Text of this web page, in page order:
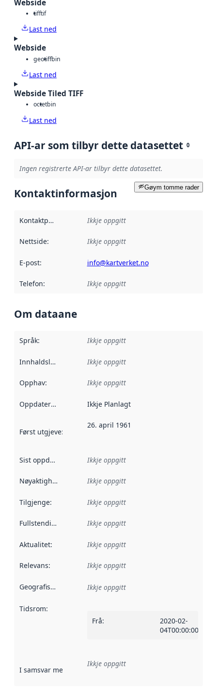
Webside
tifftif
Last ned
Webside
geotiffbin
Last ned
Webside Tiled TIFF
octetbin
Last ned
API-ar som tilbyr dette datasettet 0
Ingen registrerte API-ar tilbyr dette datasettet.
Gøym tomme rader
Kontaktinformasjon
Kontaktpunkt Ikkje oppgitt
Nettside: Ikkje oppgitt
E-post: info@kartverket.no
Telefon: Ikkje oppgitt
Om dataane
Språk: Ikkje oppgitt
Innhaldsleverandørar :
Ikkje oppgitt
Opphav: Ikkje oppgitt
Oppdateringsfrekvens :
Ikkje Planlagt
Først utgjeve: Denne datoen seier når dataa i dette
26. april 1961
Sist oppdatert Ikkje oppgitt
Nøyaktigheit Ikkje oppgitt
Tilgjenge: Ikkje oppgitt
Fullstendigheit Ikkje oppgitt
Aktualitet: Ikkje oppgitt
Relevans: Ikkje oppgitt
Geografisk område Ikkje oppgitt
Tidsrom:
Frå:
2020-02-
04T00:00:00Z
I samsvar med Referanse til ei implementeringsregel eller
Ikkje oppgitt